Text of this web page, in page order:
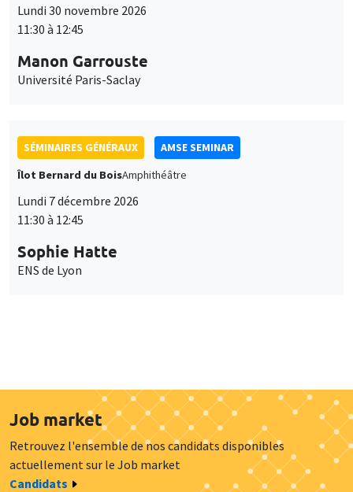
Lundi 30 novembre 2026
11:30 à 12:45
Manon Garrouste
Université Paris-Saclay
SÉMINAIRES GÉNÉRAUX
AMSE SEMINAR
Îlot Bernard du BoisAmphithéâtre
Lundi 7 décembre 2026
11:30 à 12:45
Sophie Hatte
ENS de Lyon
Job market
Retrouvez l'ensemble de nos candidats disponibles
actuellement sur le Job market
Candidats